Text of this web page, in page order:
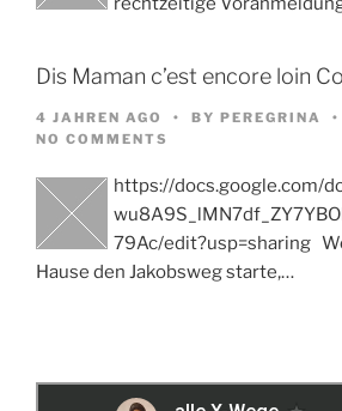
Dis Maman c’est encore loin
4 JAHREN AGO BY PEREGRINA
NO COMMENTS
https://docs.google.com/
79Ac/edit?usp=sharing
Hause den Jakobsweg starte,…